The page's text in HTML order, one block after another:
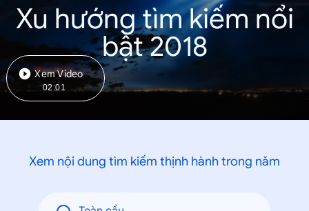
Xu hướng tìm kiếm nổi
bật 2018
Xem Video
02:01
Xem nội dung tìm kiếm thịnh hành trong năm